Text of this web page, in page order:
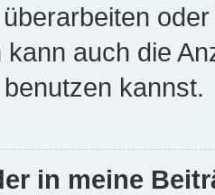
kann auch die
kannst.
in meine